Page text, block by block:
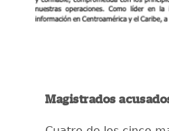
Magistrados